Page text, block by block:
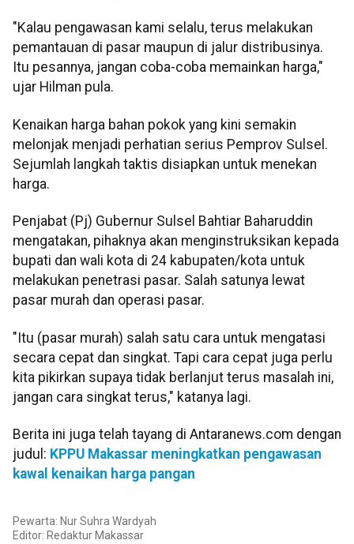
"Kalau pengawasan kami selalu, terus melakukan
pemantauan di pasar maupun di jalur distribusinya.
Itu pesannya, jangan coba-coba memainkan harga,"
ujar Hilman pula.
Kenaikan harga bahan pokok yang kini semakin
melonjak menjadi perhatian serius Pemprov Sulsel.
Sejumlah langkah taktis disiapkan untuk menekan
harga.
Penjabat (Pj) Gubernur Sulsel Bahtiar Baharuddin
mengatakan, pihaknya akan menginstruksikan kepada
bupati dan wali kota di 24 kabupaten/kota untuk
melakukan penetrasi pasar. Salah satunya lewat
pasar murah dan operasi pasar.
"Itu (pasar murah) salah satu cara untuk mengatasi
secara cepat dan singkat. Tapi cara cepat juga perlu
kita pikirkan supaya tidak berlanjut terus masalah ini,
jangan cara singkat terus," katanya lagi.
Berita ini juga telah tayang di Antaranews.com dengan
judul: KPPU Makassar meningkatkan pengawasan
kawal kenaikan harga pangan
Pewarta: Nur Suhra Wardyah
Editor: Redaktur Makassar